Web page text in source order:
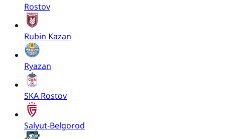
Rostov
Rubin Kazan
Ryazan
SKA Rostov
Salyut-Belgorod